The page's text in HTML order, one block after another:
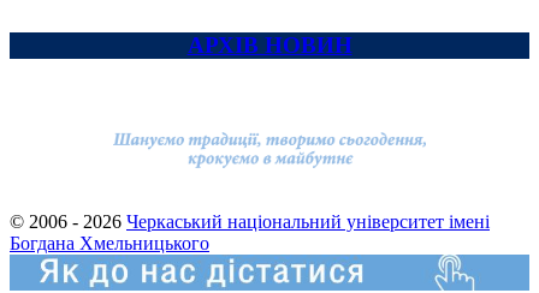
АРХІВ НОВИН
© 2006 - 2026 Черкаський національний університет імені
Богдана Хмельницького